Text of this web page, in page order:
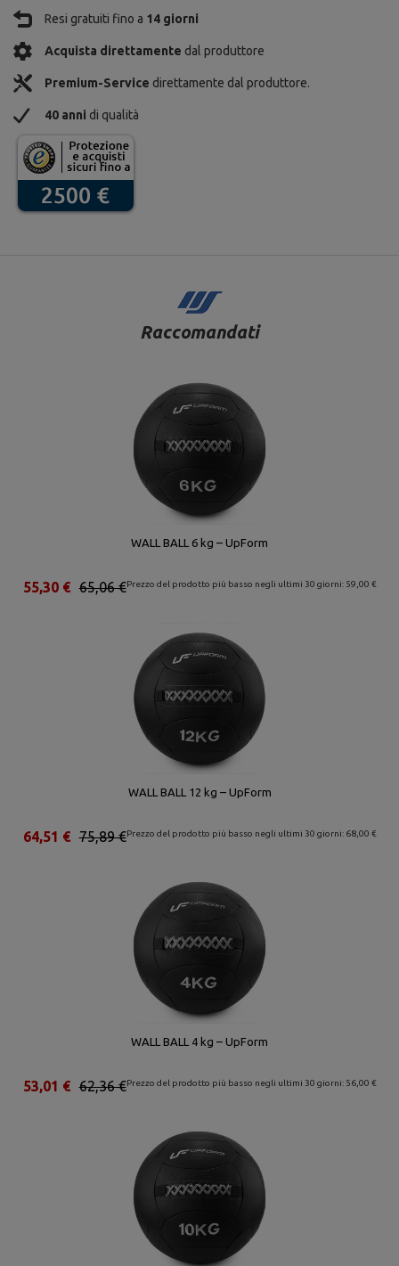
Resi gratuiti fino a 14 giorni
Acquista direttamente dal produttore
Premium-Service direttamente dal produttore.
40 anni di qualità
Raccomandati
WALL BALL 6 kg – UpForm
Prezzo del prodotto più basso negli ultimi 30 giorni: 59,00 €
65,06 €
55,30 €
WALL BALL 12 kg – UpForm
Prezzo del prodotto più basso negli ultimi 30 giorni: 68,00 €
75,89 €
64,51 €
WALL BALL 4 kg – UpForm
Prezzo del prodotto più basso negli ultimi 30 giorni: 56,00 €
62,36 €
53,01 €